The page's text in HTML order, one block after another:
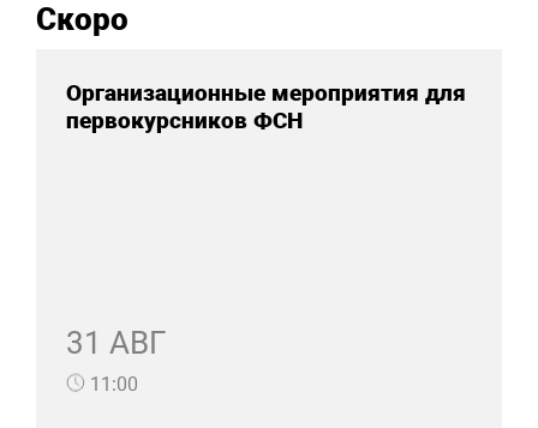
Скоро
Организационные мероприятия для
первокурсников ФСН
31 АВГ
11:00